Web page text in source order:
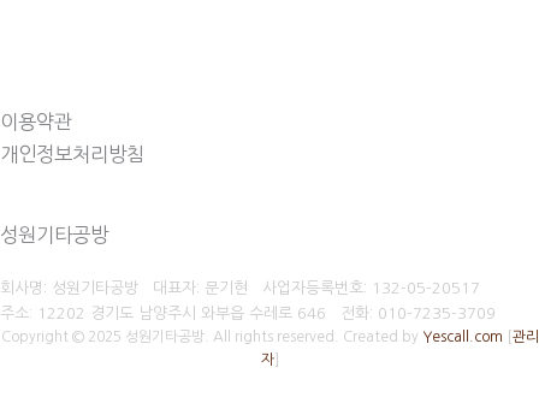
이용약관
개인정보처리방침
성원기타공방
회사명: 성원기타공방 대표자: 문기현 사업자등록번호: 132-05-20517
주소: 12202 경기도 남양주시 와부읍 수레로 646
전화: 010-7235-3709
Copyright © 2025 성원기타공방. All rights reserved. Created by Yescall.com
관리
자]